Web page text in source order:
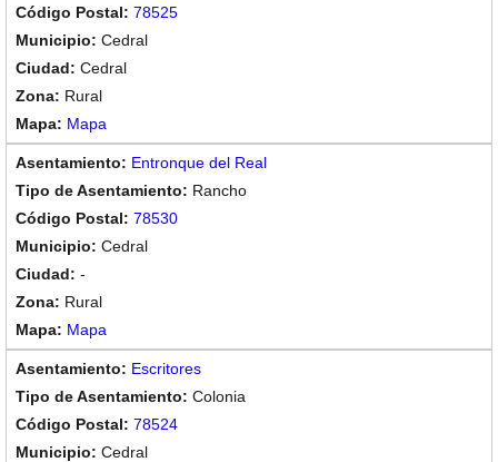
78525
Cedral
Cedral
Rural
Mapa
Entronque del Real
Rancho
78530
Cedral
-
Rural
Mapa
Escritores
Colonia
78524
Cedral